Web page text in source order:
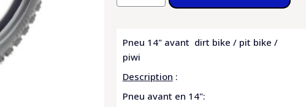
Pneu 14" avant dirt bike / pit bike /
piwi
Description :
Pneu avant en 14":